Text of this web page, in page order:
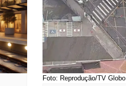
Foto: Reprodução/TV Globo